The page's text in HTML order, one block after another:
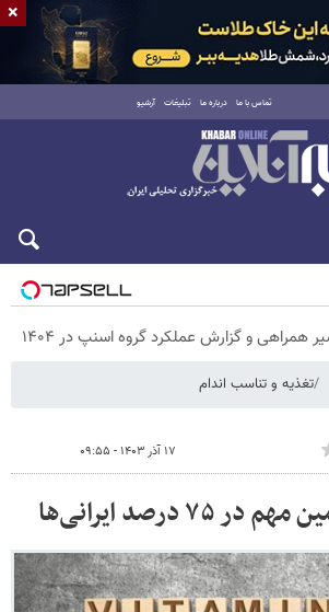
تماس با ما درباره ما تبلیغات آرشیو
شنبه ۱۷ مرداد ۱۴۰۵
همراهی و گزارش عملکرد گروه اسنپ در ۱۴۰۴
تغذیه و تناسب اندام
۱۷ آذر ۱۴۰۳ - ۰۹:۵۵
درصد ایرانی‌ها
×